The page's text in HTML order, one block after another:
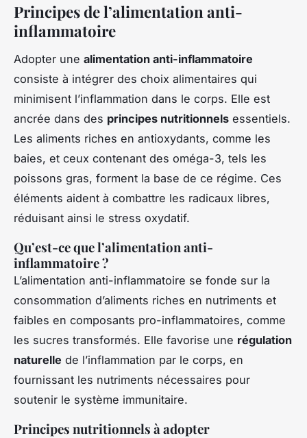
Principes de l’alimentation anti-
inflammatoire
Adopter une alimentation anti-inflammatoire
consiste à intégrer des choix alimentaires qui
minimisent l’inflammation dans le corps. Elle est
ancrée dans des principes nutritionnels essentiels.
Les aliments riches en antioxydants, comme les
baies, et ceux contenant des oméga-3, tels les
poissons gras, forment la base de ce régime. Ces
éléments aident à combattre les radicaux libres,
réduisant ainsi le stress oxydatif.
Qu’est-ce que l’alimentation anti-
inflammatoire ?
L’alimentation anti-inflammatoire se fonde sur la
consommation d’aliments riches en nutriments et
faibles en composants pro-inflammatoires, comme
les sucres transformés. Elle favorise une régulation
naturelle de l’inflammation par le corps, en
fournissant les nutriments nécessaires pour
soutenir le système immunitaire.
Principes nutritionnels à adopter